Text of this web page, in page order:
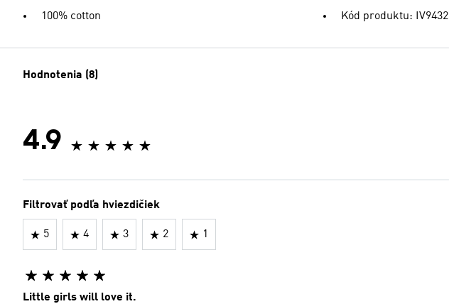
100% cotton Kód produktu: IV9432
Hodnotenia (8)
4.9
Filtrovať podľa hviezdičiek
5 4 3 2 1
Little girls will love it.